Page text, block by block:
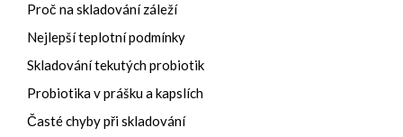
Proč na skladování záleží
Nejlepší teplotní podmínky
Skladování tekutých probiotik
Probiotika v prášku a kapslích
Časté chyby při skladování